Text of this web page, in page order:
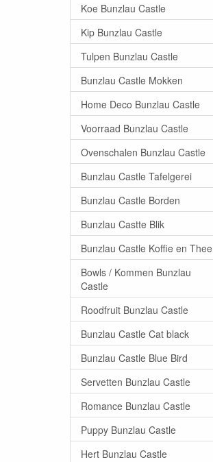
Koe Bunzlau Castle
Kip Bunzlau Castle
Tulpen Bunzlau Castle
Bunzlau Castle Mokken
Home Deco Bunzlau Castle
Voorraad Bunzlau Castle
Ovenschalen Bunzlau Castle
Bunzlau Castle Tafelgerei
Bunzlau Castle Borden
Bunzlau Castte Blik
Bunzlau Castle Koffie en Thee
Bowls / Kommen Bunzlau
Castle
Roodfruit Bunzlau Castle
Bunzlau Castle Cat black
Bunzlau Castle Blue Bird
Servetten Bunzlau Castle
Romance Bunzlau Castle
Puppy Bunzlau Castle
Hert Bunzlau Castle